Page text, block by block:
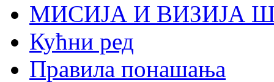
МИСИЈА И ВИЗИЈА
Кућни ред
Правила понашања